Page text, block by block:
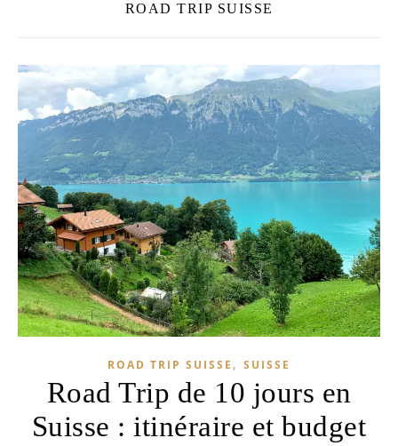
ROAD TRIP SUISSE
ROAD TRIP SUISSE , SUISSE
Road Trip de 10 jours en
Suisse : itinéraire et budget